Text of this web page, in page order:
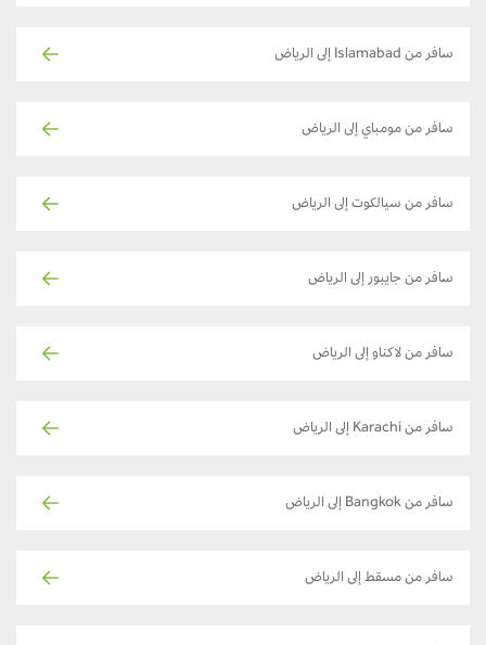
سافر من Islamabad إلى الرياض
سافر من مومباي إلى الرياض
سافر من سيالكوت إلى الرياض
سافر من جايبور إلى الرياض
سافر من لاكناو إلى الرياض
سافر من Karachi إلى الرياض
سافر من Bangkok إلى الرياض
سافر من مسقط إلى الرياض